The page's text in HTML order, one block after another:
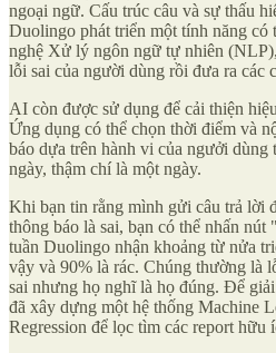
ngoại ngữ. Cấu trúc câu và sự thấu
Duolingo phát triển một tính năng có
nghệ Xử lý ngôn ngữ tự nhiên
lỗi sai của người dùng rồi đưa ra các
AI còn được sử dụng để cải thiện
Ứng dụng có thể chọn thời điểm và
báo dựa trên hành vi của ngưởi dùng
ngày, thậm chí là một ngày.
Khi bạn tin rằng mình gửi câu trả lời
thông báo là sai, bạn có thể nhấn
tuần Duolingo nhận khoảng từ nửa
vậy và 90% là rác. Chúng thường là
sai nhưng họ nghĩ là họ đúng. Để
đã xây dựng một hệ thống Machine
Regression để lọc tìm các report hữu